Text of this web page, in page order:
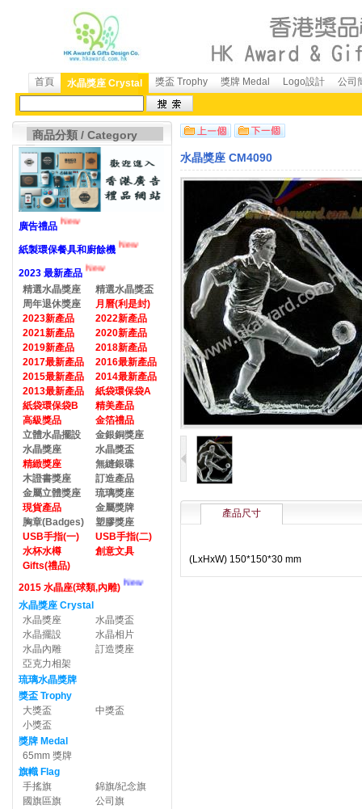
首頁 水晶獎座 Crystal 獎盃 Trophy 獎牌 Medal Logo設計 公司
商品分類 / Category
廣告禮品 New
紙製環保餐具和廚餘機 New
2023 最新產品
New
精選水晶獎座
精選水晶獎盃
周年退休獎座
月曆(利是封)
2023新產品
2022新產品
2021新產品
2020新產品
2019新產品
2018新產品
2017最新產品
2016最新產品
2015最新產品
2014最新產品
2013最新產品
紙袋環保袋A
紙袋環保袋B
精美產品
高級獎品
金箔禮品
立體水晶擺設
金銀銅獎座
水晶獎座
水晶獎盃
精緻獎座
無縫銀碟
木證書獎座
訂造產品
金屬立體獎座
琉璃獎座
現貨產品
金屬獎牌
胸章(Badges)
塑膠獎座
USB手指(一)
USB手指(二)
水杯水樽
創意文具
Gifts(禮品)
2015 水晶座(球類,內雕)
New
水晶獎座 Crystal
水晶獎座
水晶獎盃
水晶擺設
水晶相片
水晶內雕
訂造獎座
亞克力相架
琉璃水晶獎牌
獎盃 Trophy
大獎盃
中獎盃
小獎盃
獎牌 Medal
65mm 獎牌
旗幟 Flag
手搖旗
錦旗/紀念旗
國旗區旗
公司旗
水晶獎座 CM4090
產品尺寸
(LxHxW) 150*150*30 mm